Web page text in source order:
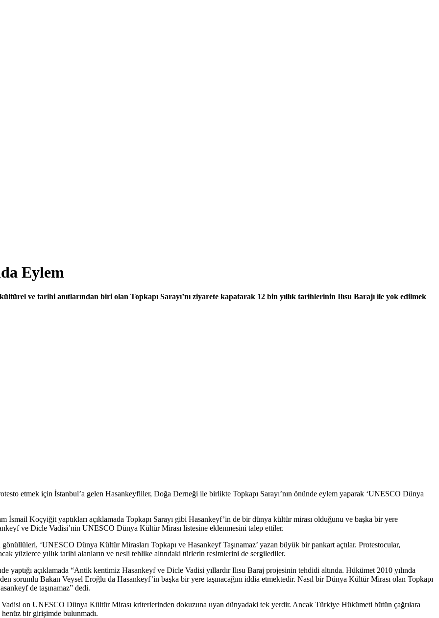
Eylem
ve tarihi anıtlarından biri olan Topkapı Sarayı’nı ziyarete kapatarak 12 bin yıllık tarihlerinin Ilısu Barajı ile yok edilmek
etmek için İstanbul’a gelen Hasankeyfliler, Doğa Derneği ile birlikte Topkapı Sarayı’nın önünde eylem yaparak ‘UNESCO Dünya
Koçyiğit yaptıkları açıklamada Topkapı Sarayı gibi Hasankeyf’in de bir dünya kültür mirası olduğunu ve başka bir yere
ve Dicle Vadisi’nin UNESCO Dünya Kültür Mirası listesine eklenmesini talep ettiler.
‘UNESCO Dünya Kültür Mirasları Topkapı ve Hasankeyf Taşınamaz’ yazan büyük bir pankart açtılar. Protestocular,
yüzlerce yıllık tarihi alanların ve nesli tehlike altındaki türlerin resimlerini de sergilediler.
yaptığı açıklamada “Antik kentimiz Hasankeyf ve Dicle Vadisi yıllardır Ilısu Baraj projesinin tehdidi altında. Hükümet 2010 yılında
sorumlu Bakan Veysel Eroğlu da Hasankeyf’in başka bir yere taşınacağını iddia etmektedir. Nasıl bir Dünya Kültür Mirası olan Topkapı
de taşınamaz” dedi.
on UNESCO Dünya Kültür Mirası kriterlerinden dokuzuna uyan dünyadaki tek yerdir. Ancak Türkiye Hükümeti bütün çağrılara
bir girişimde bulunmadı.